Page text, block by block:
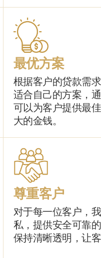
最优方案
根据客户的贷款需
适合自己的方案，
可以为客户提供最
大的金钱。
尊重客户
对于每一位客户，
私，提供安全可靠
保持清晰透明，让